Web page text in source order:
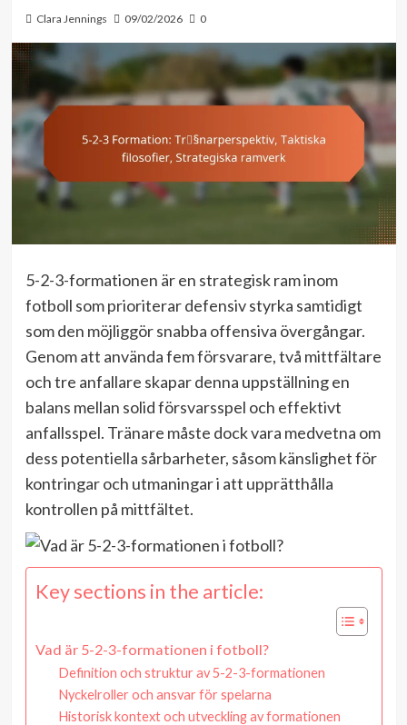
Clara Jennings 09/02/2026 0
5-2-3-formationen är en strategisk ram inom
fotboll som prioriterar defensiv styrka samtidigt
som den möjliggör snabba offensiva övergångar.
Genom att använda fem försvarare, två mittfältare
och tre anfallare skapar denna uppställning en
balans mellan solid försvarsspel och effektivt
anfallsspel. Tränare måste dock vara medvetna om
dess potentiella sårbarheter, såsom känslighet för
kontringar och utmaningar i att upprätthålla
kontrollen på mittfältet.
Key sections in the article:
Vad är 5-2-3-formationen i fotboll?
Definition och struktur av 5-2-3-formationen
Nyckelroller och ansvar för spelarna
Historisk kontext och utveckling av formationen